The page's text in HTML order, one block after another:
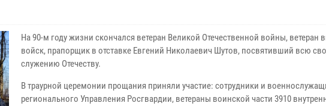
На 90-м году жизни скончался ветеран Великой Отечественной войны, ветеран
войск, прапорщик в отставке Евгений Николаевич Шутов, посвятивший всю
служению Отечеству.
В траурной церемонии прощания приняли участие: сотрудники и
регионального Управления Росгвардии, ветераны воинской части 3910